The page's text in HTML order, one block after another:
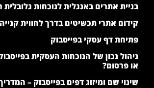
בניית אתרים באנגלית לנוכחות
קידום אתרי תכשיטים בדרך לחווית
פתיחת דף עסקי בפייסבוק
ניהול נכון של הנוכחות העסקית
או פרסום?
שינוי שם ומיזוג דפים בפייסבוק –